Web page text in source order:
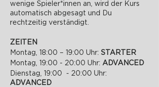
wenige Spieler*innen an, wird der Kurs
automatisch abgesagt und Du
rechtzeitig verständigt.
ZEITEN
Montag, 18:00 – 19:00 Uhr: STARTER
Montag, 19:00 - 20:00 Uhr: ADVANCED
Dienstag, 19:00 - 20:00 Uhr:
ADVANCED